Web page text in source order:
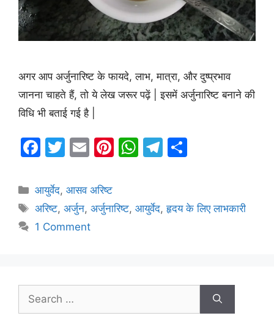
अगर आप अर्जुनारिष्ट के फायदे, लाभ, मात्रा, और दुष्प्रभाव
जानना चाहते हैं, तो ये लेख जरूर पढ़ें | इसमें अर्जुनारिष्ट बनाने की
विधि भी बताई गई है |
F
c
e
b
k
T
itt
er
E
ai
l
Pi
e
W
s
T
gr e
Categories
आयुर्वेद,आसव अरिष्ट
Tags
अरिष्ट,अर्जुन,अर्जुनारिष्ट,आयुर्वेद,हृदय के लिए लाभकारी
1 Comment
Search
for: